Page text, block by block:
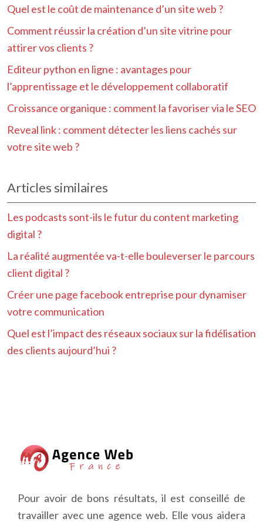
Quel est le coût de maintenance d’un site web ?
Comment réussir la création d’un site vitrine pour
attirer vos clients ?
Editeur python en ligne : avantages pour
l’apprentissage et le développement collaboratif
Croissance organique : comment la favoriser via le SEO
Reveal link : comment détecter les liens cachés sur
votre site web ?
Articles similaires
Les podcasts sont-ils le futur du content marketing
digital ?
La réalité augmentée va-t-elle bouleverser le parcours
client digital ?
Créer une page facebook entreprise pour dynamiser
votre communication
Quel est l’impact des réseaux sociaux sur la fidélisation
des clients aujourd’hui ?
Pour avoir de bons résultats, il est conseillé de
travailler avec une agence web. Elle vous aidera